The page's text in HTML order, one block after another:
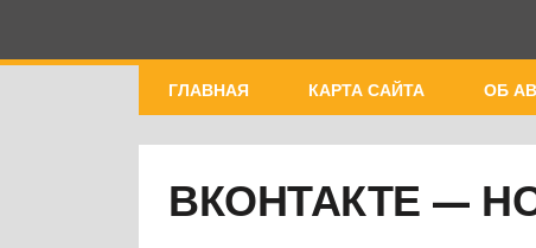
ГЛАВНАЯ КАРТА САЙТА ОБ
ВКОНТАКТЕ —